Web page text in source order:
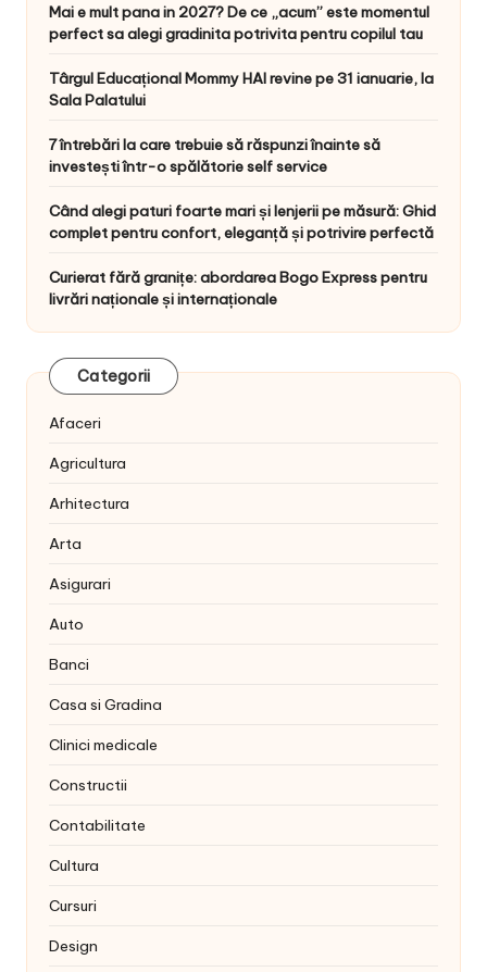
Mai e mult pana in 2027? De ce „acum” este momentul
perfect sa alegi gradinita potrivita pentru copilul tau
Târgul Educațional Mommy HAI revine pe 31 ianuarie, la
Sala Palatului
7 întrebări la care trebuie să răspunzi înainte să
investești într-o spălătorie self service
Când alegi paturi foarte mari și lenjerii pe măsură: Ghid
complet pentru confort, eleganță și potrivire perfectă
Curierat fără granițe: abordarea Bogo Express pentru
livrări naționale și internaționale
Categorii
Afaceri
Agricultura
Arhitectura
Arta
Asigurari
Auto
Banci
Casa si Gradina
Clinici medicale
Constructii
Contabilitate
Cultura
Cursuri
Design